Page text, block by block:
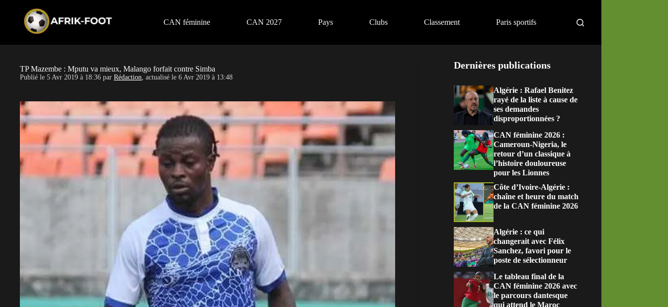
CAN féminine CAN 2027 Pays Clubs Classement Paris sportifs
TP Mazembe : Mputu va mieux, Malango forfait contre Simba
Publié le 5 Avr 2019 à 18:36 par Rédaction, actualisé le 6 Avr 2019 à 13:48
Dernières publications
Algérie : Rafael Benitez
rayé de la liste à cause de
ses demandes
disproportionnées ?
CAN féminine 2026 :
Cameroun-Nigeria, le
retour d’un classique à
l’histoire douloureuse
pour les Lionnes
Côte d’Ivoire-Algérie :
chaîne et heure du match
de la CAN féminine 2026
Algérie : ce qui
changerait avec Félix
Sanchez, favori pour le
poste de sélectionneur
Le tableau final de la
CAN féminine 2026 avec
le parcours dantesque
qui attend le Maroc